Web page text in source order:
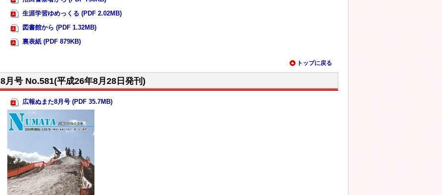
生涯学習ゆめっくる (PDF 2.02MB)
図書館から (PDF 1.32MB)
裏表紙 (PDF 879KB)
トップに戻る
8月号 No.581(平成26年8月28日発刊)
広報ぬまた8月号 (PDF 35.7MB)